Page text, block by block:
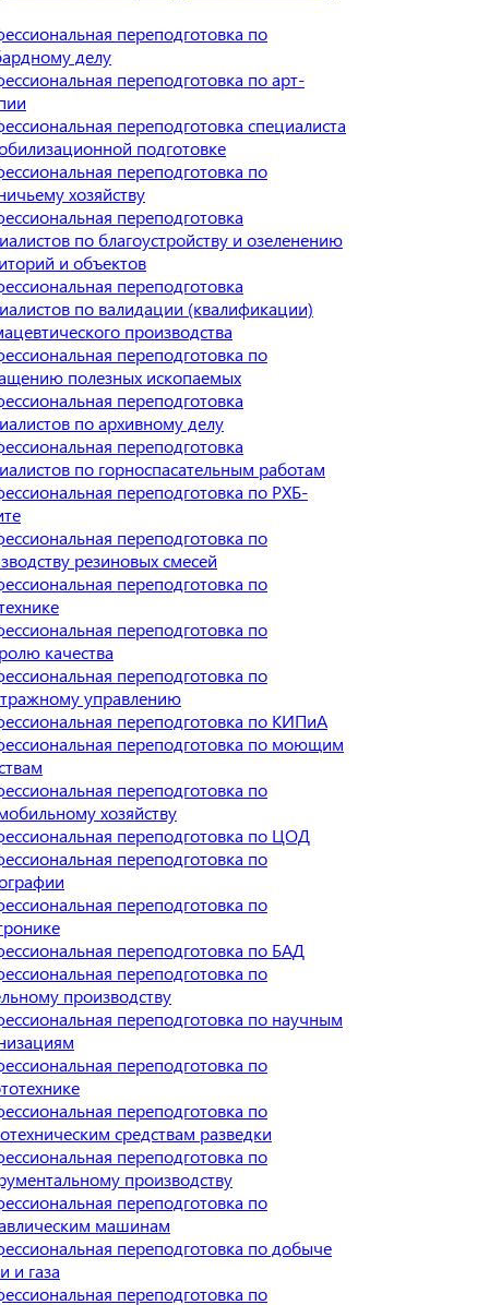
переподготовка по
делу
переподготовка по арт-
переподготовка специалиста
подготовке
переподготовка по
хозяйству
переподготовка
по благоустройству и озеленению
и объектов
переподготовка
по валидации (квалификации)
производства
переподготовка по
полезных ископаемых
переподготовка
по архивному делу
переподготовка
по горноспасательным работам
переподготовка по РХБ-
переподготовка по
резиновых смесей
переподготовка по
переподготовка по
качества
переподготовка по
управлению
переподготовка по КИПиА
переподготовка по моющим
переподготовка по
хозяйству
переподготовка по ЦОД
переподготовка по
переподготовка по
переподготовка по БАД
переподготовка по
производству
переподготовка по научным
переподготовка по
переподготовка по
средствам разведки
переподготовка по
производству
переподготовка по
машинам
переподготовка по добыче
и газа
переподготовка по